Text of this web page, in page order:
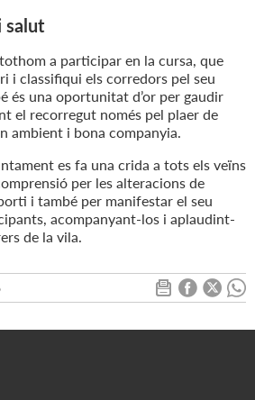
salut
a participar en la cursa, que
i classifiqui els corredors pel seu
és una oportunitat d’or per gaudir
el recorregut només pel plaer de
ambient i bona companyia.
es fa una crida a tots els veïns
per les alteracions de
i també per manifestar el seu
acompanyant-los i aplaudint-
de la vila.